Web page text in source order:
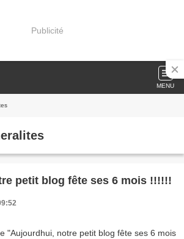
Publicité
MENU
petit blog fête ses 6 mois !!!!!!